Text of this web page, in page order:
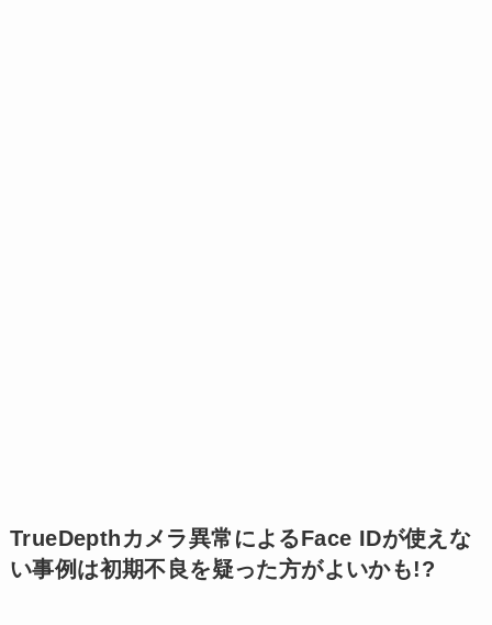
TrueDepthカメラ異常によるFace IDが使えな
い事例は初期不良を疑った方がよいかも!?